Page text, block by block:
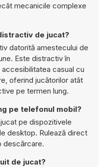
mecanicile complexe
de jucat?
datorită amestecului de
Este distractiv în
casual cu
oferind jucătorilor atât
pe termen lung.
pe telefonul mobil?
pe dispozitivele
desktop. Rulează direct
descărcare.
de jucat?